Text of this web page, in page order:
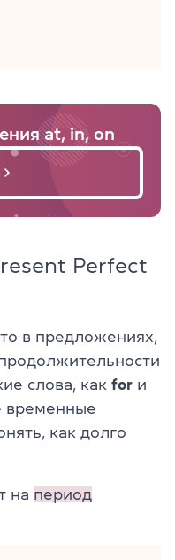
at, in, on
Perfect
в предложениях,
слова, как for и
временные
как долго
на период